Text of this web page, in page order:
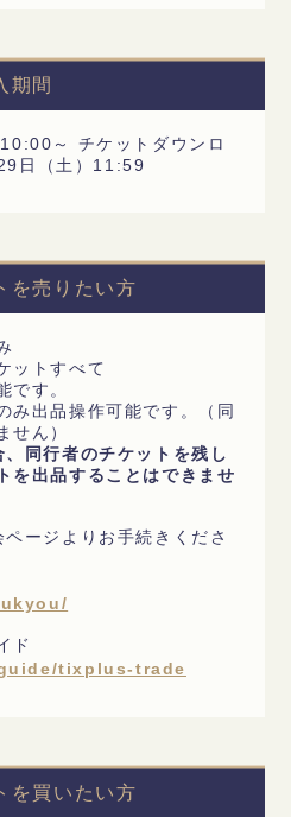
期間
～ チケットダウンロ
日（土）11:59
を売りたい方
ットすべて
です。
み出品操作可能です。（同
せん）
同行者のチケットを残し
を出品することはできませ
ージよりお手続きくださ
ド
tixplus-trade
を買いたい方